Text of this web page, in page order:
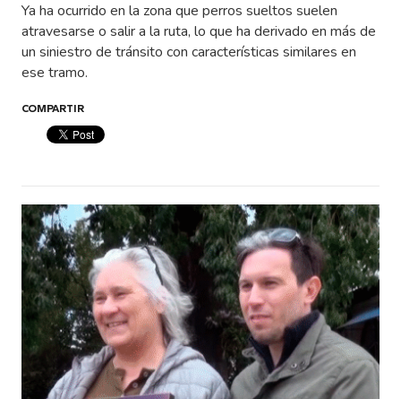
Ya ha ocurrido en la zona que perros sueltos suelen
atravesarse o salir a la ruta, lo que ha derivado en más de
un siniestro de tránsito con características similares en
ese tramo.
COMPARTIR